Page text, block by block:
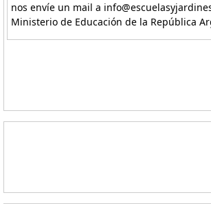
nos envíe un mail a
Ministerio de Educación de la República